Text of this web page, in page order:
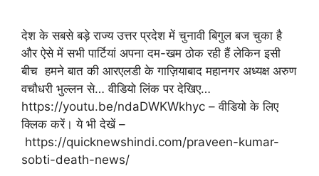
देश के सबसे बड़े राज्य उत्तर प्रदेश में चुनावी बिगुल बज चुका है
और ऐसे में सभी पार्टियां अपना दम-खम ठोक रही हैं लेकिन इसी
बीच हमने बात की आरएलडी के गाज़ियाबाद महानगर अध्यक्ष अरुण
वचौधरी भुल्लन से… वीडियो लिंक पर देखिए…
https://youtu.be/ndaDWKWkhyc – वीडियो के लिए
क्लिक करें। ये भी देखें –
https://quicknewshindi.com/praveen-kumar-
sobti-death-news/